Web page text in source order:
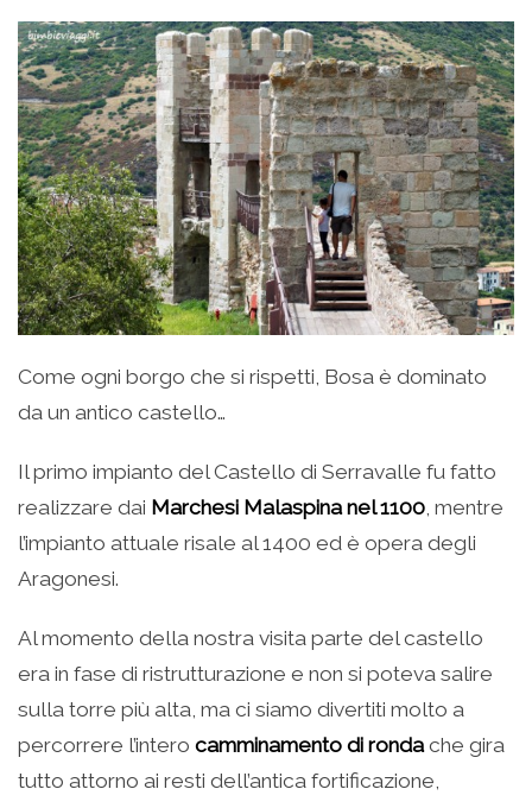
Come ogni borgo che si rispetti, Bosa è dominato
da un antico castello…
Il primo impianto del Castello di Serravalle fu fatto
realizzare dai Marchesi Malaspina nel 1100, mentre
l’impianto attuale risale al 1400 ed è opera degli
Aragonesi.
Al momento della nostra visita parte del castello
era in fase di ristrutturazione e non si poteva salire
sulla torre più alta, ma ci siamo divertiti molto a
percorrere l’intero camminamento di ronda che gira
tutto attorno ai resti dell’antica fortificazione,